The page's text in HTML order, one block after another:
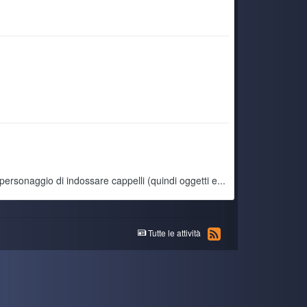
Serie X e mi dedico ad Alcyone
5 July 6:12 PM
un po prima di acquistarne uno nuovo
5 July 6:10 PM
come navigare su internet, vedere film ecc ecc
i sistemi operativi, la scheda madre del portatile
di indossare cappelli (quindi oggetti e...
Tutte le attività